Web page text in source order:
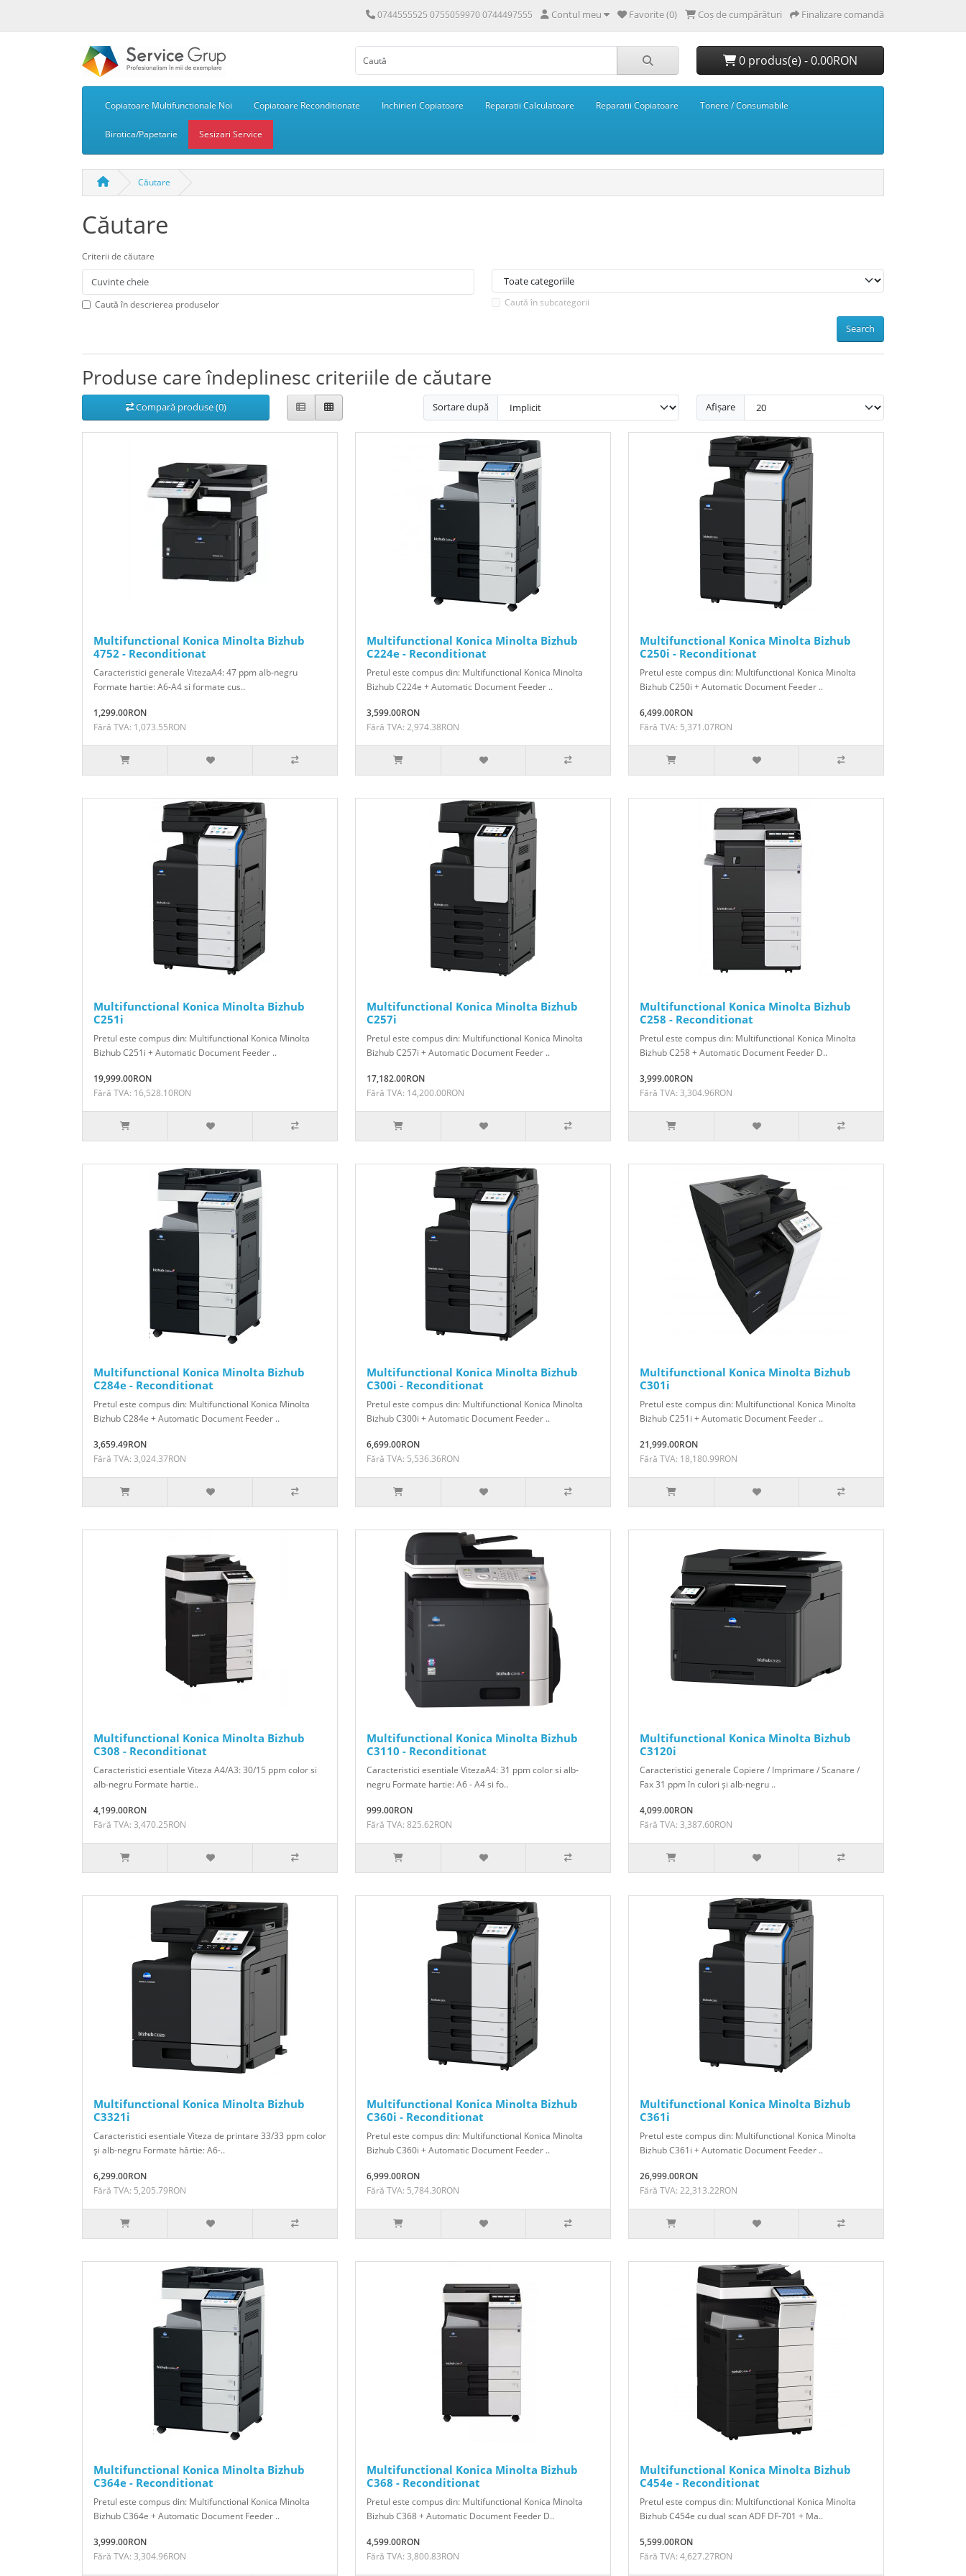
0744555525 0755059970 0744497555 Contul meu Favorite (0) Coș de cumpărături Finalizare comandă
0 produs(e) - 0.00RON
Copiatoare Multifunctionale Noi Copiatoare Reconditionate Inchirieri Copiatoare Reparatii Calculatoare Reparatii Copiatoare Tonere / Consumabile
Birotica/Papetarie Sesizari Service
Căutare
Căutare
Criterii de căutare
Caută în descrierea produselor Caută în subcategorii
Search
Produse care îndeplinesc criteriile de căutare
Compară produse (0) Sortare după Afișare
Multifunctional Konica Minolta Bizhub
4752 - Reconditionat
Caracteristici generale VitezaA4: 47 ppm alb-negru
Formate hartie: A6-A4 si formate cus..
1,299.00RON
Fără TVA: 1,073.55RON
Multifunctional Konica Minolta Bizhub
C224e - Reconditionat
Pretul este compus din: Multifunctional Konica Minolta
Bizhub C224e + Automatic Document Feeder ..
3,599.00RON
Fără TVA: 2,974.38RON
Multifunctional Konica Minolta Bizhub
C250i - Reconditionat
Pretul este compus din: Multifunctional Konica Minolta
Bizhub C250i + Automatic Document Feeder ..
6,499.00RON
Fără TVA: 5,371.07RON
Multifunctional Konica Minolta Bizhub
C251i
Pretul este compus din: Multifunctional Konica Minolta
Bizhub C251i + Automatic Document Feeder ..
19,999.00RON
Fără TVA: 16,528.10RON
Multifunctional Konica Minolta Bizhub
C257i
Pretul este compus din: Multifunctional Konica Minolta
Bizhub C257i + Automatic Document Feeder ..
17,182.00RON
Fără TVA: 14,200.00RON
Multifunctional Konica Minolta Bizhub
C258 - Reconditionat
Pretul este compus din: Multifunctional Konica Minolta
Bizhub C258 + Automatic Document Feeder D..
3,999.00RON
Fără TVA: 3,304.96RON
Multifunctional Konica Minolta Bizhub
C284e - Reconditionat
Pretul este compus din: Multifunctional Konica Minolta
Bizhub C284e + Automatic Document Feeder ..
3,659.49RON
Fără TVA: 3,024.37RON
Multifunctional Konica Minolta Bizhub
C300i - Reconditionat
Pretul este compus din: Multifunctional Konica Minolta
Bizhub C300i + Automatic Document Feeder ..
6,699.00RON
Fără TVA: 5,536.36RON
Multifunctional Konica Minolta Bizhub
C301i
Pretul este compus din: Multifunctional Konica Minolta
Bizhub C251i + Automatic Document Feeder ..
21,999.00RON
Fără TVA: 18,180.99RON
Multifunctional Konica Minolta Bizhub
C308 - Reconditionat
Caracteristici esentiale Viteza A4/A3: 30/15 ppm color si
alb-negru Formate hartie..
4,199.00RON
Fără TVA: 3,470.25RON
Multifunctional Konica Minolta Bizhub
C3110 - Reconditionat
Caracteristici esentiale VitezaA4: 31 ppm color si alb-
negru Formate hartie: A6 - A4 si fo..
999.00RON
Fără TVA: 825.62RON
Multifunctional Konica Minolta Bizhub
C3120i
Caracteristici generale Copiere / Imprimare / Scanare /
Fax 31 ppm în culori și alb-negru ..
4,099.00RON
Fără TVA: 3,387.60RON
Multifunctional Konica Minolta Bizhub
C3321i
Caracteristici esentiale Viteza de printare 33/33 ppm color
şi alb-negru Formate hârtie: A6-..
6,299.00RON
Fără TVA: 5,205.79RON
Multifunctional Konica Minolta Bizhub
C360i - Reconditionat
Pretul este compus din: Multifunctional Konica Minolta
Bizhub C360i + Automatic Document Feeder ..
6,999.00RON
Fără TVA: 5,784.30RON
Multifunctional Konica Minolta Bizhub
C361i
Pretul este compus din: Multifunctional Konica Minolta
Bizhub C361i + Automatic Document Feeder ..
26,999.00RON
Fără TVA: 22,313.22RON
Multifunctional Konica Minolta Bizhub
C364e - Reconditionat
Pretul este compus din: Multifunctional Konica Minolta
Bizhub C364e + Automatic Document Feeder ..
3,999.00RON
Fără TVA: 3,304.96RON
Multifunctional Konica Minolta Bizhub
C368 - Reconditionat
Pretul este compus din: Multifunctional Konica Minolta
Bizhub C368 + Automatic Document Feeder D..
4,599.00RON
Fără TVA: 3,800.83RON
Multifunctional Konica Minolta Bizhub
C454e - Reconditionat
Pretul este compus din: Multifunctional Konica Minolta
Bizhub C454e cu dual scan ADF DF-701 + Ma..
5,599.00RON
Fără TVA: 4,627.27RON